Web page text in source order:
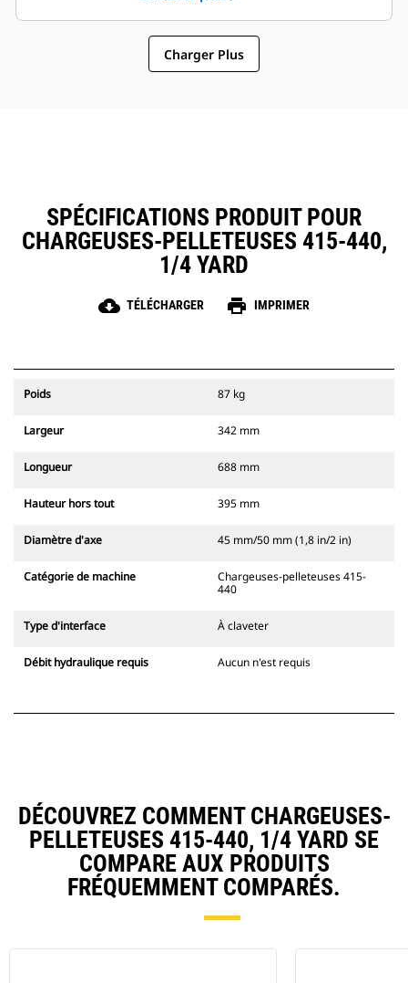
Charger Plus
SPÉCIFICATIONS PRODUIT POUR
CHARGEUSES-PELLETEUSES 415-440,
1/4 YARD
cloud_download TÉLÉCHARGER print IMPRIMER
Poids 87 kg
Largeur 342 mm
Longueur 688 mm
Hauteur hors tout 395 mm
Diamètre d'axe 45 mm/50 mm (1,8 in/2 in)
Catégorie de machine
Chargeuses-pelleteuses 415-
440
Type d'interface À claveter
Débit hydraulique requis Aucun n'est requis
DÉCOUVREZ COMMENT CHARGEUSES-
PELLETEUSES 415-440, 1/4 YARD SE
COMPARE AUX PRODUITS
FRÉQUEMMENT COMPARÉS.